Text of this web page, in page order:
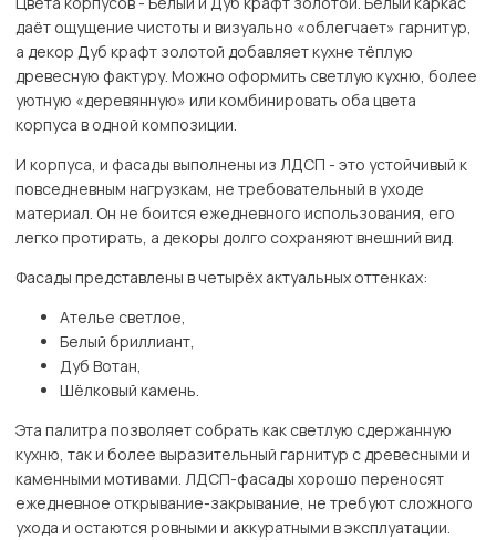
даёт ощущение чистоты и визуально «облегчает» гарнитур,
а декор Дуб крафт золотой добавляет кухне тёплую
древесную фактуру. Можно оформить светлую кухню, более
уютную «деревянную» или комбинировать оба цвета
корпуса в одной композиции.
И корпуса, и фасады выполнены из ЛДСП - это устойчивый к
повседневным нагрузкам, не требовательный в уходе
материал. Он не боится ежедневного использования, его
легко протирать, а декоры долго сохраняют внешний вид.
Фасады представлены в четырёх актуальных оттенках:
Ателье светлое,
Белый бриллиант,
Дуб Вотан,
Шёлковый камень.
Эта палитра позволяет собрать как светлую сдержанную
кухню, так и более выразительный гарнитур с древесными и
каменными мотивами. ЛДСП-фасады хорошо переносят
ежедневное открывание-закрывание, не требуют сложного
ухода и остаются ровными и аккуратными в эксплуатации.